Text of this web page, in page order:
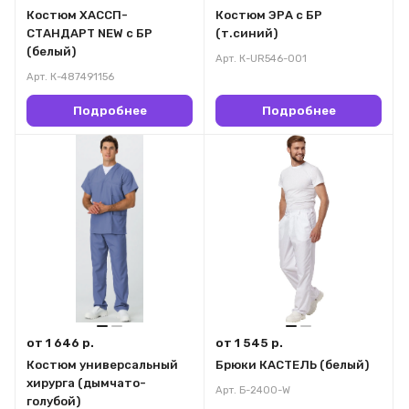
Костюм ХАССП-
СТАНДАРТ NEW с БР
(белый)
Арт. К-487491156
Подробнее
Костюм ЭРА с БР
(т.синий)
Арт. К-UR546-001
Подробнее
от 1 646 р.
Костюм универсальный
хирурга (дымчато-
голубой)
от 1 545 р.
Брюки КАСТЕЛЬ (белый)
Арт. Б-2400-W